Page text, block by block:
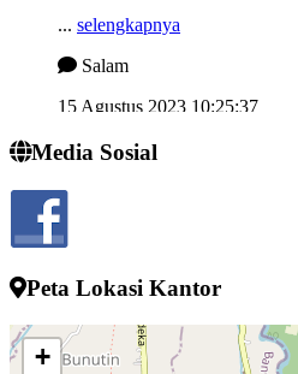
Media Sosial
Peta Lokasi Kantor
+